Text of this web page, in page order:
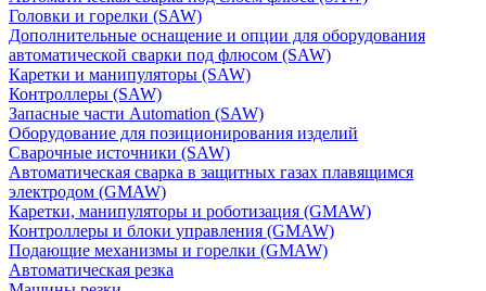
Головки и горелки (SAW)
Дополнительные оснащение и опции для оборудования
автоматической сварки под флюсом (SAW)
Каретки и манипуляторы (SAW)
Контроллеры (SAW)
Запасные части Automation (SAW)
Оборудование для позиционирования изделий
Сварочные источники (SAW)
Автоматическая сварка в защитных газах плавящимся
электродом (GMAW)
Каретки, манипуляторы и роботизация (GMAW)
Контроллеры и блоки управления (GMAW)
Подающие механизмы и горелки (GMAW)
Автоматическая резка